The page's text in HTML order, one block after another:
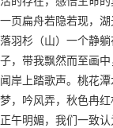
一页扁舟若隐若现，湖
落羽杉（山）一个静
子，带我飘然而至画
闻岸上踏歌声。桃花
梦，吟风弄，秋色冉红
正午明媚，我们一致